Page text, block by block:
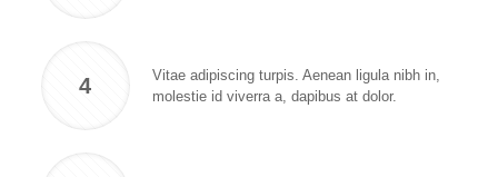
4
Vitae adipiscing turpis. Aenean ligula nibh in,
molestie id viverra a, dapibus at dolor.